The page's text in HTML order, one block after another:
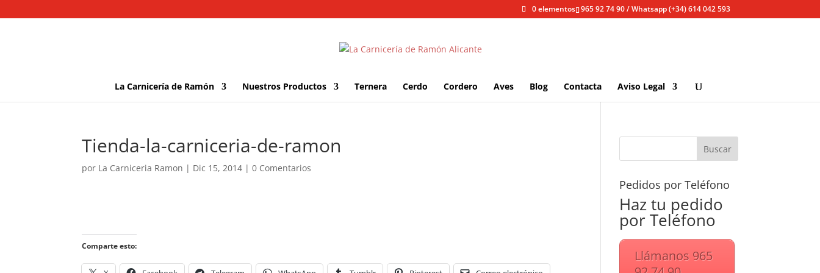
965 92 74 90 / Whatsapp (+34) 614 042 593
0 elementos
La Carnicería de Ramón Nuestros Productos Ternera Cerdo Cordero Aves Blog Contacta Aviso Legal
Tienda-la-carniceria-de-ramon
por La Carniceria Ramon | Dic 15, 2014 |0 Comentarios
Comparte esto:
Pedidos por Teléfono
Haz tu pedido
por Teléfono
Llámanos 965